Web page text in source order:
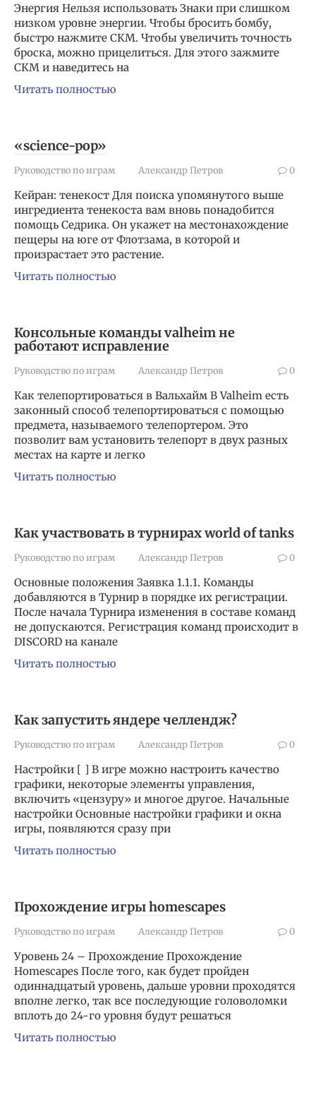
Энергия Нельзя использовать Знаки при слишком
низком уровне энергии. Чтобы бросить бомбу,
быстро нажмите СКМ. Чтобы увеличить точность
броска, можно прицелиться. Для этого зажмите
СКМ и наведитесь на
Читать полностью
«science-pop»
Руководство по играм Александр Петров 0
Кейран: тенекост Для поиска упомянутого выше
ингредиента тенекоста вам вновь понадобится
помощь Седрика. Он укажет на местонахождение
пещеры на юге от Флотзама, в которой и
произрастает это растение.
Читать полностью
Консольные команды valheim не
работают исправление
Руководство по играм Александр Петров 0
Как телепортироваться в Вальхайм В Valheim есть
законный способ телепортироваться с помощью
предмета, называемого телепортером. Это
позволит вам установить телепорт в двух разных
местах на карте и легко
Читать полностью
Как участвовать в турнирах world of tanks
Руководство по играм Александр Петров 0
Основные положения Заявка 1.1.1. Команды
добавляются в Турнир в порядке их регистрации.
После начала Турнира изменения в составе команд
не допускаются. Регистрация команд происходит в
DISCORD на канале
Читать полностью
Как запустить яндере челлендж?
Руководство по играм Александр Петров 0
Настройки [ ] В игре можно настроить качество
графики, некоторые элементы управления,
включить «цензуру» и многое другое. Начальные
настройки Основные настройки графики и окна
игры, появляются сразу при
Читать полностью
Прохождение игры homescapes
Руководство по играм Александр Петров 0
Уровень 24 – Прохождение Прохождение
Homescapes После того, как будет пройден
одиннадцатый уровень, дальше уровни проходятся
вполне легко, так все последующие головоломки
вплоть до 24-го уровня будут решаться
Читать полностью